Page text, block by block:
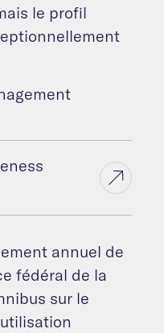
le profil
annuel de
fédéral de la
sur le